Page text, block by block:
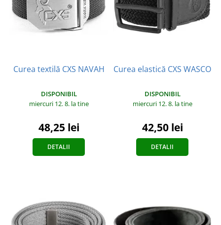
Curea textilă CXS NAVAH
DISPONIBIL
miercuri 12. 8. la tine
48,25 lei
DETALII
Curea elastică CXS WASCO
DISPONIBIL
miercuri 12. 8. la tine
42,50 lei
DETALII